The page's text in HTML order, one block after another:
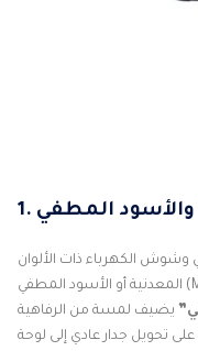
المطفي
الكهرباء ذات الألوان
يضيف لمسة من الرفاهية
تحويل جدار عادي إلى لوحة